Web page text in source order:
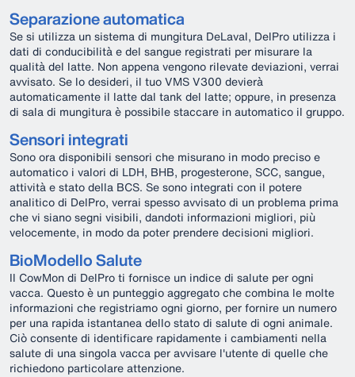
Separazione automatica
Se si utilizza un sistema di mungitura DeLaval, DelPro utilizza i
dati di conducibilità e del sangue registrati per misurare la
qualità del latte. Non appena vengono rilevate deviazioni, verrai
avvisato. Se lo desideri, il tuo VMS V300 devierà
automaticamente il latte dal tank del latte; oppure, in presenza
di sala di mungitura è possibile staccare in automatico il gruppo.
Sensori integrati
Sono ora disponibili sensori che misurano in modo preciso e
automatico i valori di LDH, BHB, progesterone, SCC, sangue,
attività e stato della BCS. Se sono integrati con il potere
analitico di DelPro, verrai spesso avvisato di un problema prima
che vi siano segni visibili, dandoti informazioni migliori, più
velocemente, in modo da poter prendere decisioni migliori.
BioModello Salute
Il CowMon di DelPro ti fornisce un indice di salute per ogni
vacca. Questo è un punteggio aggregato che combina le molte
informazioni che registriamo ogni giorno, per fornire un numero
per una rapida istantanea dello stato di salute di ogni animale.
Ciò consente di identificare rapidamente i cambiamenti nella
salute di una singola vacca per avvisare l'utente di quelle che
richiedono particolare attenzione.